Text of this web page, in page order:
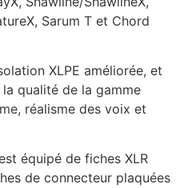
Sarum T et Chord
XLPE améliorée, et
qualité de la gamme
réalisme des voix et
équipé de fiches XLR
de connecteur plaquées